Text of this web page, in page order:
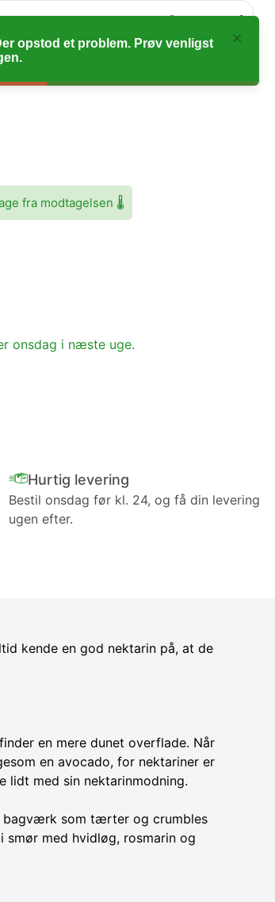
0
fra modtagelsen 🌡️
onsdag i næste uge.
Hurtig levering
Bestil onsdag før kl. 24, og få din levering
ugen efter.
kende en god nektarin på, at de
en mere dunet overflade. Når
en avocado, for nektariner er
lidt med sin nektarinmodning.
bagværk som tærter og crumbles
med hvidløg, rosmarin og
opstod et problem. Prøv venligst